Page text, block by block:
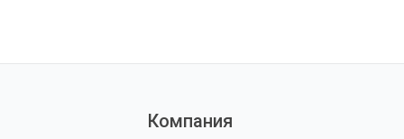
Компания